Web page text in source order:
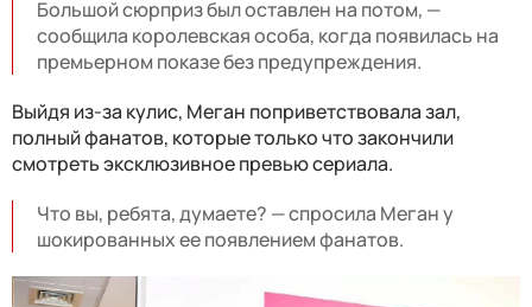
Большой сюрприз был оставлен на потом, —
сообщила королевская особа, когда появилась на
премьерном показе без предупреждения.
Выйдя из-за кулис, Меган поприветствовала зал,
полный фанатов, которые только что закончили
смотреть эксклюзивное превью сериала.
Что вы, ребята, думаете? — спросила Меган у
шокированных ее появлением фанатов.